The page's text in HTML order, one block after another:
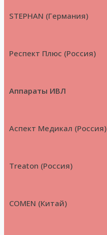
STEPHAN (Германия)
Респект Плюс (Россия)
Аппараты ИВЛ
Аспект Медикал (Россия)
Treaton (Россия)
COMEN (Китай)